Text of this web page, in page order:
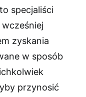
specjaliści
zyskania
w sposób
przynosić